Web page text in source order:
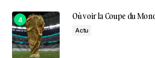
Où voir la Coupe du
Actu